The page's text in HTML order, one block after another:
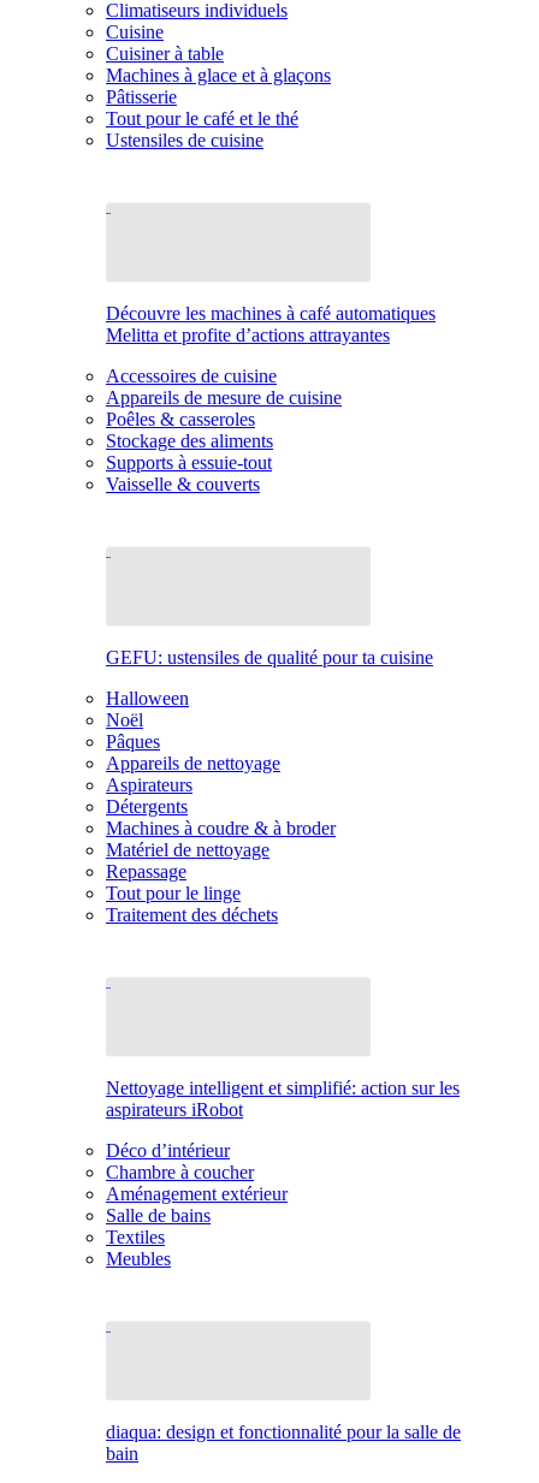
Climatiseurs individuels
Cuisine
Cuisiner à table
Machines à glace et à glaçons
Pâtisserie
Tout pour le café et le thé
Ustensiles de cuisine
Découvre les machines à café automatiques
Melitta et profite d’actions attrayantes
Accessoires de cuisine
Appareils de mesure de cuisine
Poêles & casseroles
Stockage des aliments
Supports à essuie-tout
Vaisselle & couverts
GEFU: ustensiles de qualité pour ta cuisine
Halloween
Noël
Pâques
Appareils de nettoyage
Aspirateurs
Détergents
Machines à coudre & à broder
Matériel de nettoyage
Repassage
Tout pour le linge
Traitement des déchets
Nettoyage intelligent et simplifié: action sur les
aspirateurs iRobot
Déco d’intérieur
Chambre à coucher
Aménagement extérieur
Salle de bains
Textiles
Meubles
diaqua: design et fonctionnalité pour la salle de
bain